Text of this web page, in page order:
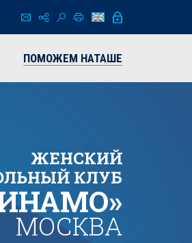
ПОМОЖЕМ НАТАШЕ
ЖЕНСКИЙ
КЛУБ
МОСКВА